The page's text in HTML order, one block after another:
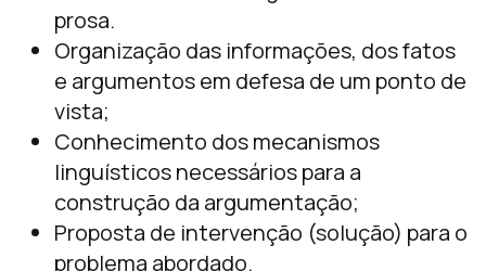
prosa.
Organização das informações, dos fatos
e argumentos em defesa de um ponto de
vista;
Conhecimento dos mecanismos
linguísticos necessários para a
construção da argumentação;
Proposta de intervenção (solução) para o
problema abordado.